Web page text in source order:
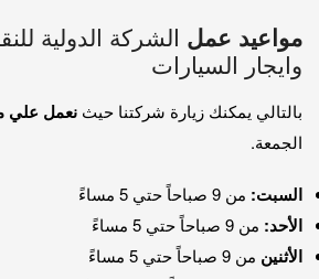
مواعيد عمل الشركة الدولية
وايجار السيارات
بالتالي يمكنك زيارة شركتنا حيث نعمل علي
الجمعة.
السبت: من 9 صباحاً حتي 5 مساءً
الأحد: من 9 صباحاً حتي 5 مساءً
الأثنين من 9 صباحاً حتي 5 مساءً